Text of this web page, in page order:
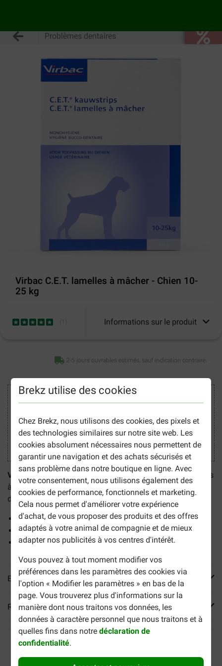
Brekz utilise des cookies
Chez Brekz, nous utilisons des cookies, des pixels et
des technologies similaires sur notre site web. Les
cookies absolument nécessaires nous permettent de
garantir une navigation et des achats sécurisés et
sans problème dans notre boutique en ligne. Avec
votre consentement, nous utilisons également des
cookies de performance, fonctionnels et marketing.
Cela nous permet d'améliorer votre expérience
d'achat, de vous proposer des produits et des offres
adaptés à votre animal de compagnie et de mieux
adapter nos publicités à vos centres d'intérêt.
Vous pouvez à tout moment modifier vos
préférences dans les paramètres des cookies via
l'option « Modifier les paramètres » en bas de la
page. Vous trouverez plus d'informations sur la
manière dont nous traitons vos données, les
données à caractère personnel que nous traitons et à
quelles fins dans notredéclaration de
confidentialité.
Problèmes dentaires
Virbac C.E.T. lamelles à mâcher - Chien 10-
25 kg
Informations sur le produit
2-5 jours ouvrables estimés, sauf indication contraire.
Acheter en toute sécurité
Virbac C.E.T. bandes à mâcher chien 10-25 kg
ses bandes
à mâcher qui ont un effet nettoyant et aident à garder les
dents en bonne santé. Les avantages :
Effet nettoyant par mastication
Inhibe la croissance bactérienne de la plaque dentaire
Convient aux chiens de 10 à 25 kg
En savoir plus
Reviews